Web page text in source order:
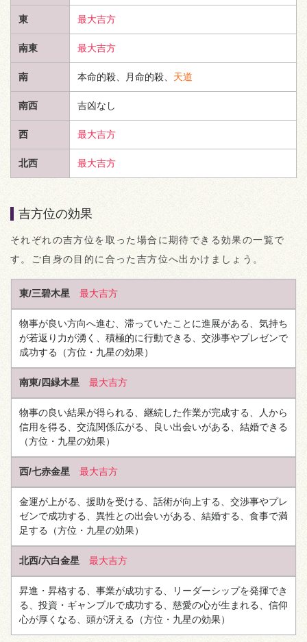
東 最大吉方
南東 最大吉方
南 本命的殺、月命的殺、 天道
南西 吉凶なし
西 最大吉方
北西 最大吉方
吉方位の効果
それぞれの吉方位を取った場合に期待できる効果の一覧で
す。ご自身の目的に合った吉方位へ出かけましょう。
東/三碧木星 最大吉方
物事が良い方向へ進む、滞っていたことに進展がある、気持ち
が若返り力が湧く、積極的に行動できる、交渉事やプレゼンで
成功する （方位・九星の効果）
南東/四緑木星 最大吉方
物事の良い結果が得られる、継続した作業が完成する、人から
信用を得る、交流関係広がる、良い出会いがある、結婚できる
（方位・九星の効果）
西/七赤金星 最大吉方
金運が上がる、援助を受ける、話術が向上する、交渉事やプレ
ゼンで成功する、異性との出会いがある、結婚する、食事で満
足する （方位・九星の効果）
北西/六白金星 最大吉方
昇進・昇格する、事業が成功する、リーダーシップを発揮でき
る、投資・ギャンブルで成功する、慈愛の心が生まれる、信仰
心が厚くなる、頭が冴える （方位・九星の効果）